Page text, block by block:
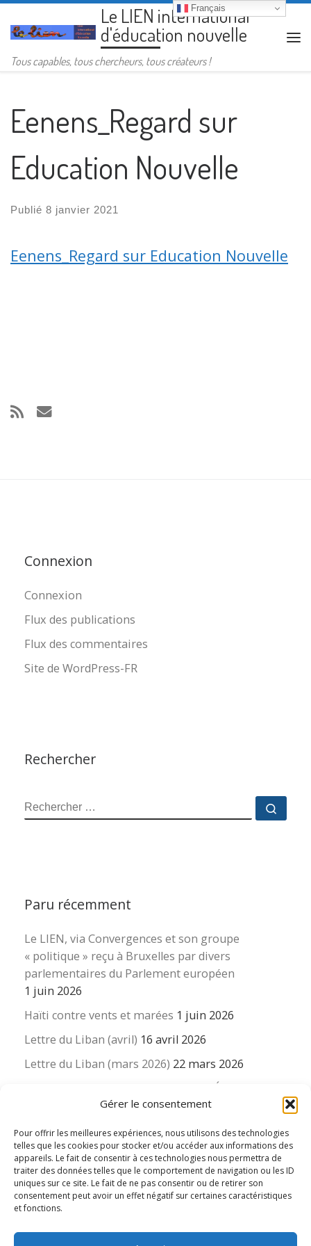
Gérer le consentement
Pour offrir les meilleures expériences, nous utilisons des technologies
telles que les cookies pour stocker et/ou accéder aux informations des
appareils. Le fait de consentir à ces technologies nous permettra de
traiter des données telles que le comportement de navigation ou les ID
uniques sur ce site. Le fait de ne pas consentir ou de retirer son
consentement peut avoir un effet négatif sur certaines caractéristiques
et fonctions.
Passer au contenuLe LIEN international
d'éducation nouvelle
Tous capables, tous chercheurs, tous créateurs !
Eenens_Regard sur
Education Nouvelle
Publié 8 janvier 2021
Eenens_Regard sur Education Nouvelle
Connexion
Connexion
Flux des publications
Flux des commentaires
Site de WordPress-FR
Rechercher
RECHERCHER
Paru récemment
Le LIEN, via Convergences et son groupe
« politique » reçu à Bruxelles par divers
parlementaires du Parlement européen
1 juin 2026
Haïti contre vents et marées 1 juin 2026
Lettre du Liban (avril) 16 avril 2026
Lettre du Liban (mars 2026) 22 mars 2026
La revue « Educateur » décapitée ? L’Éducation
nouvelle et ses liens avec la revue du Syndicat
16 mars 2026
© 2026
– Tous
Français